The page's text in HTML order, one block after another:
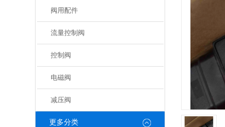
阀用配件
流量控制阀
控制阀
电磁阀
减压阀
更多分类